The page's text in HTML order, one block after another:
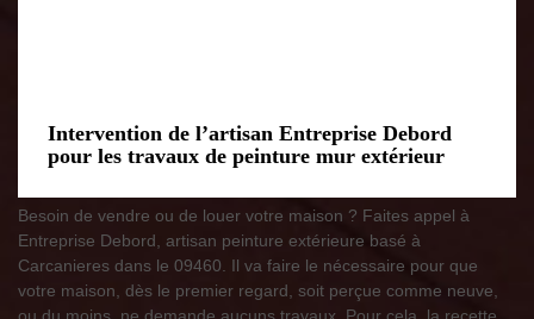
Intervention de l’artisan Entreprise Debord
pour les travaux de peinture mur extérieur
Besoin de vendre ou de louer votre maison ? Faites appel à
Entreprise Debord, artisan peinture extérieure basé à
Carcanieres dans le 09460. Il va faire le nécessaire pour que
votre maison, dès le premier regard, soit perçue comme neuve,